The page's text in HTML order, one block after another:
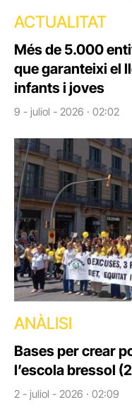
ACTUALITAT
Més de 5.000
que garanteixi el
infants i joves
9 - juliol - 2026 · 02:02
ANÀLISI
Bases per crear
l’escola bressol
2 - juliol - 2026 · 02:09